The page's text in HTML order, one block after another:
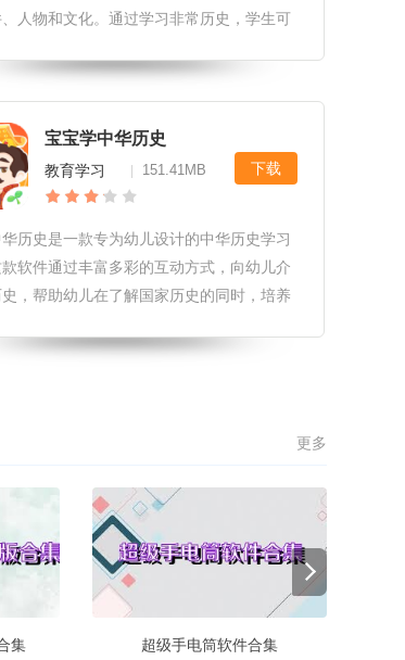
、人物和文化。通过学习非常历史，学生可
文化素养。非常历史软件更新<p>1.增加了
识内容
宝宝学中华历史
教育学习 151.41MB 下载
历史是一款专为幼儿设计的中华历史学习
软件通过丰富多彩的互动方式，向幼儿介
，帮助幼儿在了解国家历史的同时，培养
了许多有趣的中华历史故事，如“孔融让
更多
集 超级手电筒软件合集